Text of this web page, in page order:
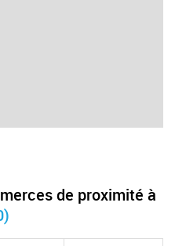
de proximité à